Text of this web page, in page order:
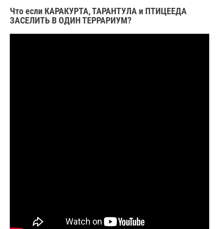
Что если КАРАКУРТА, ТАРАНТУЛА и ПТИЦЕЕДА
ЗАСЕЛИТЬ В ОДИН ТЕРРАРИУМ?